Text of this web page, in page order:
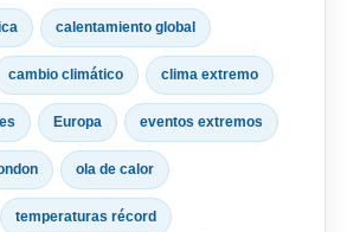
calentamiento global
cambio climático clima extremo
Europa eventos extremos
ola de calor
temperaturas récord